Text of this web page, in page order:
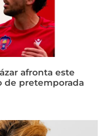
afronta este
de pretemporada